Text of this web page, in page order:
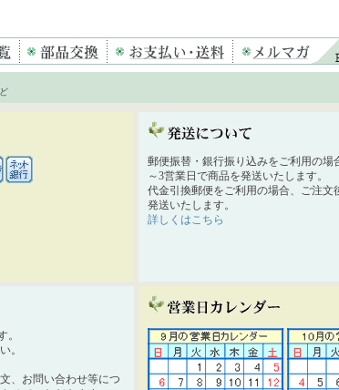
郵便振替・銀行振り込みをご利用の場
～3営業日で商品を発送いたします。
代金引換郵便をご利用の場合、ご注文
発送いたします。
詳しくはこちら
。
。
、お問い合わせ等につ